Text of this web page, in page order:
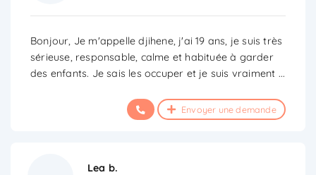
Bonjour, Je m'appelle djihene, j'ai 19 ans, je suis très
sérieuse, responsable, calme et habituée à garder
des enfants. Je sais les occuper et je suis vraiment ...
Envoyer une demande
Lea b.